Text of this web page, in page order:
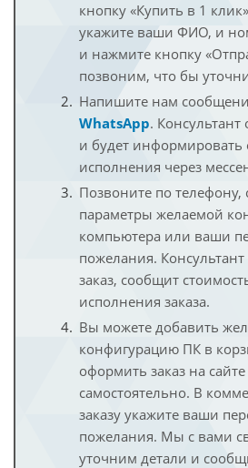
кнопку «Купить в 1
укажите ваши ФИО, и
и нажмите кнопку
позвоним, что бы
Напишите нам
WhatsApp. Консультант
и будет информировать
исполнения через
Позвоните по телефону,
параметры желаемой
компьютера или ваши
пожелания.
заказ, сообщит
исполнения заказа.
Вы можете добавить
конфигурацию ПК в
оформить заказ на сайте
самостоятельно. В
заказу укажите ваши
пожелания. Мы с вами
уточним детали и